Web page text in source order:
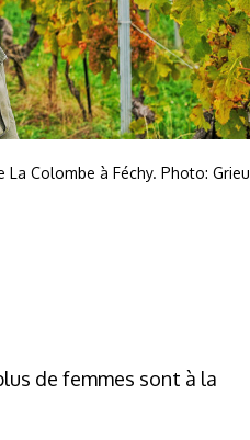
Colombe à Féchy. Photo: Grieu
de femmes sont à la